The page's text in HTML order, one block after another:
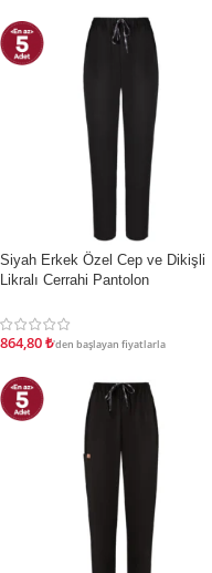
İNDIRIM
Siyah Erkek Özel Cep ve Dikişli
Likralı Cerrahi Pantolon
864,80₺'den başlayan fiyatlarla